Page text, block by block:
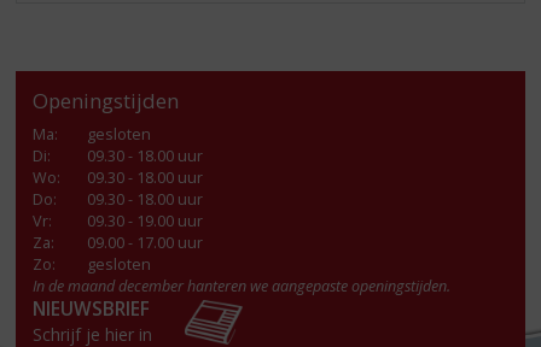
Openingstijden
Ma:
gesloten
Di:
09.30 - 18.00 uur
Wo:
09.30 - 18.00 uur
Do:
09.30 - 18.00 uur
Vr:
09.30 - 19.00 uur
Za:
09.00 - 17.00 uur
Zo:
gesloten
In de maand december hanteren we aangepaste openingstijden.
NIEUWSBRIEF
Schrijf je hier in